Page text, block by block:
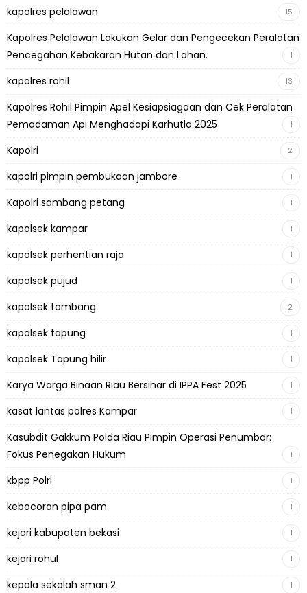
kapolres pelalawan 15
Kapolres Pelalawan Lakukan Gelar dan Pengecekan Peralatan
Pencegahan Kebakaran Hutan dan Lahan.
1
kapolres rohil 13
Kapolres Rohil Pimpin Apel Kesiapsiagaan dan Cek Peralatan
Pemadaman Api Menghadapi Karhutla 2025
1
Kapolri 2
kapolri pimpin pembukaan jambore 1
Kapolri sambang petang 1
kapolsek kampar 1
kapolsek perhentian raja 1
kapolsek pujud 1
kapolsek tambang 2
kapolsek tapung 1
kapolsek Tapung hilir 1
Karya Warga Binaan Riau Bersinar di IPPA Fest 2025 1
kasat lantas polres Kampar 1
Kasubdit Gakkum Polda Riau Pimpin Operasi Penumbar:
Fokus Penegakan Hukum
1
kbpp Polri 1
kebocoran pipa pam 1
kejari kabupaten bekasi 1
kejari rohul 1
kepala sekolah sman 2 1